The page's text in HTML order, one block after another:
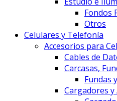
Fondos
Otros
Celulares y Telefonía
Accesorios para
Cables de
Carcasas,
Fundas
Cargadores y